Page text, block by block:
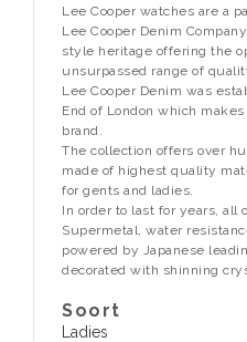
Lee Cooper watches are a
Lee Cooper Denim
style heritage offering the
unsurpassed range of
Lee Cooper Denim was
End of London which
brand.
The collection offers over
made of highest quality
for gents and ladies.
In order to last for years, all
Supermetal, water
powered by Japanese
decorated with shinning
Soort
Ladies